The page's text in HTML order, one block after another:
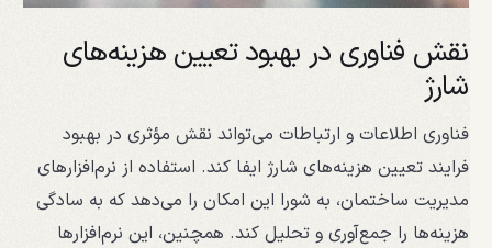
نقش فناوری در بهبود تعیین هزینه‌های
شارژ
فناوری اطلاعات و ارتباطات می‌تواند نقش مؤثری در بهبود
فرایند تعیین هزینه‌های شارژ ایفا کند. استفاده از نرم‌افزارهای
مدیریت ساختمان، به شورا این امکان را می‌دهد که به سادگی
هزینه‌ها را جمع‌آوری و تحلیل کند. همچنین، این نرم‌افزارها